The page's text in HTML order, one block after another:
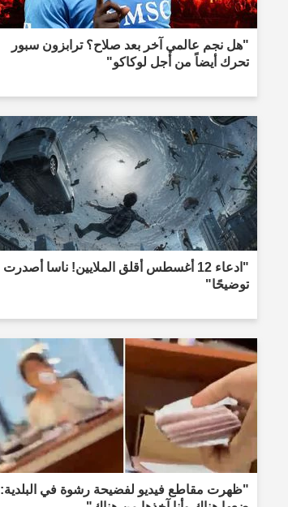
"هل نجم عالمي آخر بعد صلاح؟ ترابزون سبور
تحرك أيضاً من أجل لوكاكو"
"ادعاء 12 أغسطس أقلق الملايين! ناسا أصدرت
توضيحًا"
"ظهرت مقاطع فيديو لفضيحة رشوة في البلدية: